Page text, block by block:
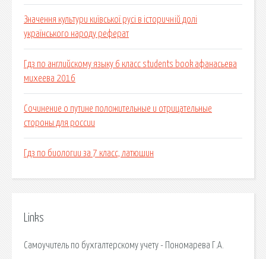
Значення культури київської русі в історичній долі
українського народу реферат
Гдз по английскому языку 6 класс students book афанасьева
михеева 2016
Сочинение о путине положительные и отрицательные
стороны для россии
Гдз по биологии за 7 класс, латюшин
Links
Самоучитель по бухгалтерскому учету - Пономарева Г.А.